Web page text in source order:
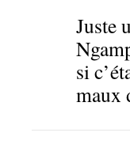
Juste
si
maux